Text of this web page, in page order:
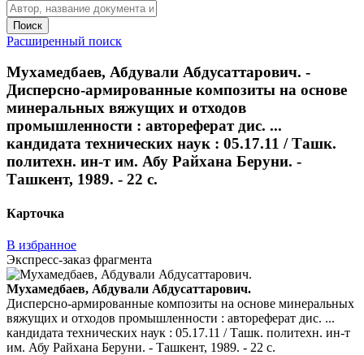
Поиск
Расширенный поиск
Мухамедбаев, Абдували Абдусаттарович. -
Дисперсно-армированные композиты на основе
минеральных вяжущих и отходов
промышленности : автореферат дис. ...
кандидата технических наук : 05.17.11 / Ташк.
политехн. ин-т им. Абу Райхана Беруни. -
Ташкент, 1989. - 22 с.
Карточка
В избранное
Экспресс-заказ фрагмента
Мухамедбаев, Абдували Абдусаттарович.
Дисперсно-армированные композиты на основе минеральных
вяжущих и отходов промышленности : автореферат дис. ...
кандидата технических наук : 05.17.11 / Ташк. политехн. ин-т
им. Абу Райхана Беруни. - Ташкент, 1989. - 22 с.